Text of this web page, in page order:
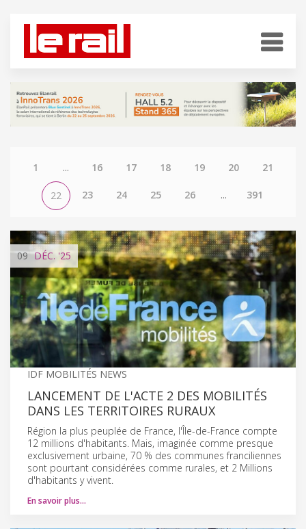
1 ... 16 17 18 19 20 21
22 23 24 25 26 ... 391
09 DÉC. '25
IDF MOBILITÉS NEWS
LANCEMENT DE L'ACTE 2 DES MOBILITÉS
DANS LES TERRITOIRES RURAUX
Région la plus peuplée de France, l'Île-de-France compte
12 millions d'habitants. Mais, imaginée comme presque
exclusivement urbaine, 70 % des communes franciliennes
sont pourtant considérées comme rurales, et 2 Millions
d'habitants y vivent.
En savoir plus…